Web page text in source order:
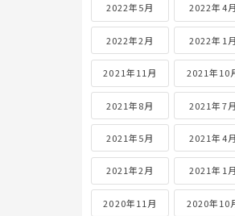
2022年5月 2022年4月
2022年2月 2022年1月
2021年11月 2021年10
2021年8月 2021年7月
2021年5月 2021年4月
2021年2月 2021年1月
2020年11月 2020年10